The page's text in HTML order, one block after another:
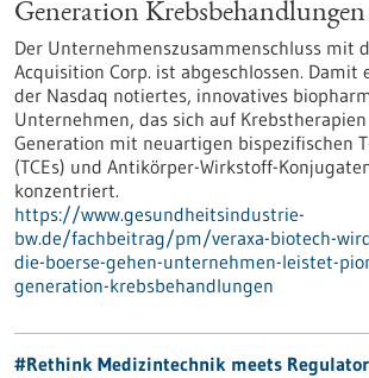
Generation Krebsbehandlungen
Der Unternehmenszusammenschluss mit
Acquisition Corp. ist abgeschlossen. Damit
der Nasdaq notiertes, innovatives
Unternehmen, das sich auf
Generation mit neuartigen bispezifischen
(TCEs) und Antikörper-Wirkstoff-
konzentriert.
https://www.gesundheitsindustrie-
bw.de/fachbeitrag/pm/veraxa-biotech-
die-boerse-gehen-unternehmen-leistet-
generation-krebsbehandlungen
#Rethink Medizintechnik meets